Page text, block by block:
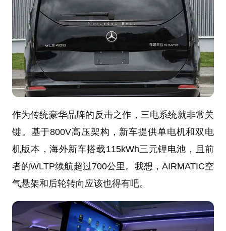
作为传统豪华品牌的反击之作，三电系统就非常关
键。基于800V高压架构，新车提供单电机和双电
机版本，海外新车搭载115kWh三元锂电池，且前
者的WLTP续航超过700公里。我想，AIRMATIC空
气悬架和后轮转向应该也得有吧。